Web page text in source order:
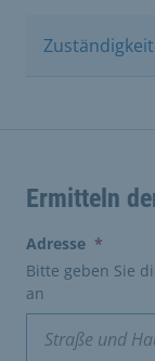
Ermitteln
Adresse *
Bitte geben Sie
an